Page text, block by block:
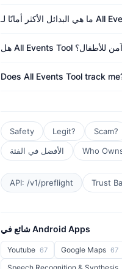
هل All Events Tool آمن للأطفال؟
Does All Events Tool track
Safety Legit? Scam?
الأفضل في الفئة
Who
API: /v1/preflight Trust
شائع في Android Apps
Youtube 67 Google Maps 67